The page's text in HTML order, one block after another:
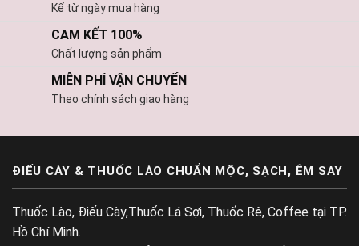
Kể từ ngày mua hàng
CAM KẾT 100%
Chất lượng sản phẩm
MIỄN PHÍ VẬN CHUYỂN
Theo chính sách giao hàng
ĐIẾU CÀY & THUỐC LÀO CHUẨN MỘC, SẠCH, ÊM SAY
Thuốc Lào, Điếu Cày,Thuốc Lá Sợi, Thuốc Rê, Coffee tại TP.
Hồ Chí Minh.